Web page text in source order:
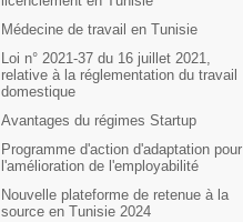
Médecine de travail en Tunisie
Loi n° 2021-37 du 16 juillet 2021,
relative à la réglementation du travail
domestique
Avantages du régimes Startup
Programme d'action d'adaptation pour
l'amélioration de l'employabilité
Nouvelle plateforme de retenue à la
source en Tunisie 2024